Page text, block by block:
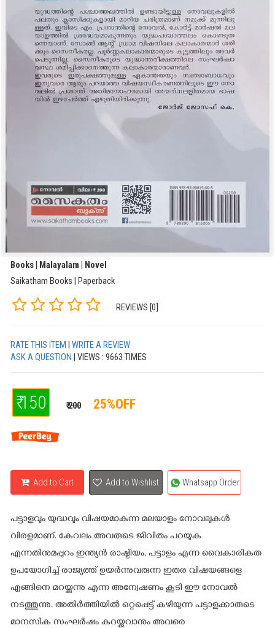
Books | Malayalam | Novel
Saikatham Books | Paperback
REVIEWS [0]
RATE THIS ITEM
WRITE A REVIEW
ASK A QUESTION
| VIEWS : 9663 TIMES
₹ 150 ₹ 200 25%OFF
Add to Cart Add to Wishlist Whatsapp Order
പട്ടാളവും യുദ്ധവും വിഷയമാകുന്ന മലയാളം നോവലുകള്‍
വിരളമാണ്. കേവലം അവരുടെ ജീവിതം പറയുക
എന്നതിനുമപ്പുറം ഇന്ത്യന്‍ രാഷ്ട്രീയം, പട്ടാളം എന്ന വൈകാരികത
ഉപയോഗിച്ച് രാജ്യത്ത് ഉയര്‍ന്നുവരുന്ന ഇതര വിഷയങ്ങളെ
എങ്ങിനെ മറയ്ക്കുന്നു എന്ന അന്വേഷണം കൂടി ഈ നോവല്‍
നടത്തുന്നു. അതിര്‍ത്തിയില്‍ ഒറ്റപ്പെട്ട് കഴിയുന്ന പട്ടാളക്കാരുടെ
മാനസിക സംഘര്‍ഷം കുറയ്ക്കുവാനും അവരെ